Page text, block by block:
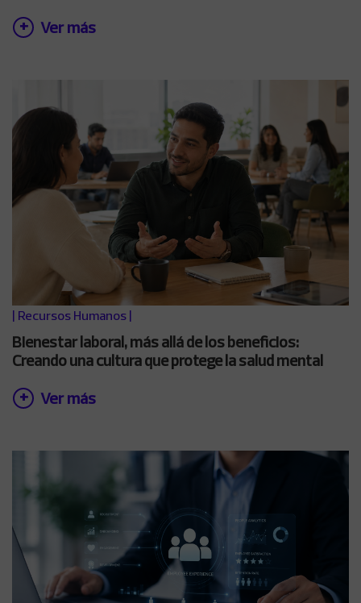
Ver más
| Recursos Humanos |
Bienestar laboral, más allá de los beneficios:
Creando una cultura que protege la salud mental
Ver más